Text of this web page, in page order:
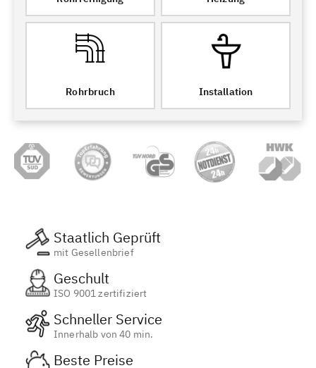
Rohrbruch Installation
Staatlich Geprüft
mit Gesellenbrief
Geschult
ISO 9001 zertifiziert
Schneller Service
Innerhalb von 40 min.
Beste Preise